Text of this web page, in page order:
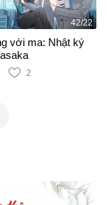
42/22
với ma: Nhật ký
2